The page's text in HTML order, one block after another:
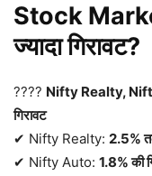
Stock
ज्यादा गिरावट?
???? Nifty Realty,
गिरावट
✔ Nifty Realty: 2.5%
✔ Nifty Auto: 1.8% की